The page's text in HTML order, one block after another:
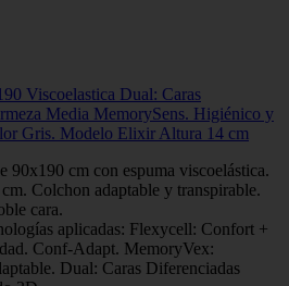
Viscoelastica Dual: Caras
Media MemorySens. Higiénico y
Gris. Modelo Elixir Altura 14 cm
90x190 cm con espuma viscoelástica.
Colchon adaptable y transpirable.
cara.
aplicadas: Flexycell: Confort +
Conf-Adapt. MemoryVex:
Dual: Caras Diferenciadas